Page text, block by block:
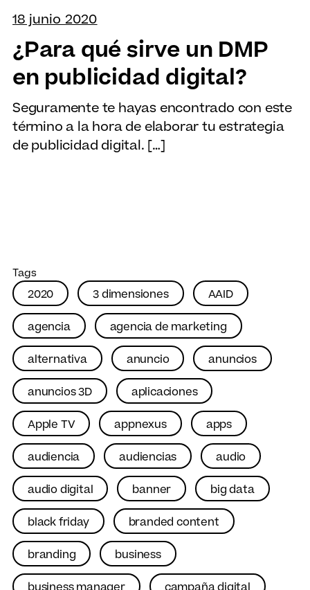
18 junio 2020
¿Para qué sirve un DMP
en publicidad digital?
Seguramente te hayas encontrado con este
término a la hora de elaborar tu estrategia
de publicidad digital. […]
Tags
2020 3 dimensiones AAID
agencia agencia de marketing
alternativa anuncio anuncios
anuncios 3D aplicaciones
Apple TV appnexus apps
audiencia audiencias audio
audio digital banner big data
black friday branded content
branding business